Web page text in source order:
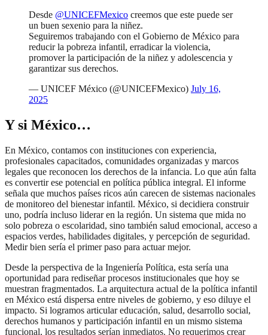
Desde @UNICEFMexico creemos que este puede ser
un buen sexenio para la niñez.
Seguiremos trabajando con el Gobierno de México para
reducir la pobreza infantil, erradicar la violencia,
promover la participación de la niñez y adolescencia y
garantizar sus derechos.
— UNICEF México (@UNICEFMexico) July 16,
2025
Y si México…
En México, contamos con instituciones con experiencia,
profesionales capacitados, comunidades organizadas y marcos
legales que reconocen los derechos de la infancia. Lo que aún falta
es convertir ese potencial en política pública integral. El informe
señala que muchos países ricos aún carecen de sistemas nacionales
de monitoreo del bienestar infantil. México, si decidiera construir
uno, podría incluso liderar en la región. Un sistema que mida no
solo pobreza o escolaridad, sino también salud emocional, acceso a
espacios verdes, habilidades digitales, y percepción de seguridad.
Medir bien sería el primer paso para actuar mejor.
Desde la perspectiva de la Ingeniería Política, esta sería una
oportunidad para rediseñar procesos institucionales que hoy se
muestran fragmentados. La arquitectura actual de la política infantil
en México está dispersa entre niveles de gobierno, y eso diluye el
impacto. Si logramos articular educación, salud, desarrollo social,
derechos humanos y participación infantil en un mismo sistema
funcional, los resultados serían inmediatos. No requerimos crear